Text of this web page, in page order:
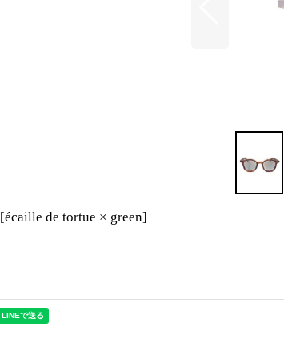
[écaille de tortue × green]